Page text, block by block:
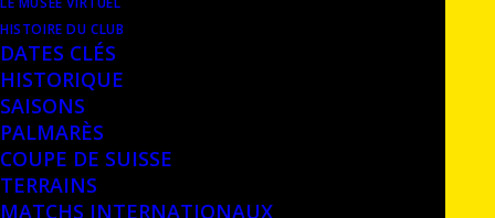
HISTOIRE DU CLUB
DATES CLÉS
HISTORIQUE
SAISONS
PALMARÈS
COUPE DE SUISSE
TERRAINS
MATCHS INTERNATIONAUX
TROPHÉE 1ÈRE ÉQUIPE, 1988
Plat en étain offert par l’Association des
sociétés sportives nyonnaises (ASSN) pour
le mérite sportif nyonnais 1988 (suite à la
promotion du club en 1ère Ligue) –
Château de Nyon, Musée historique